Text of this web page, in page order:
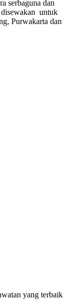
serbaguna dan
disewakan untuk
Purwakarta dan
yang terbaik